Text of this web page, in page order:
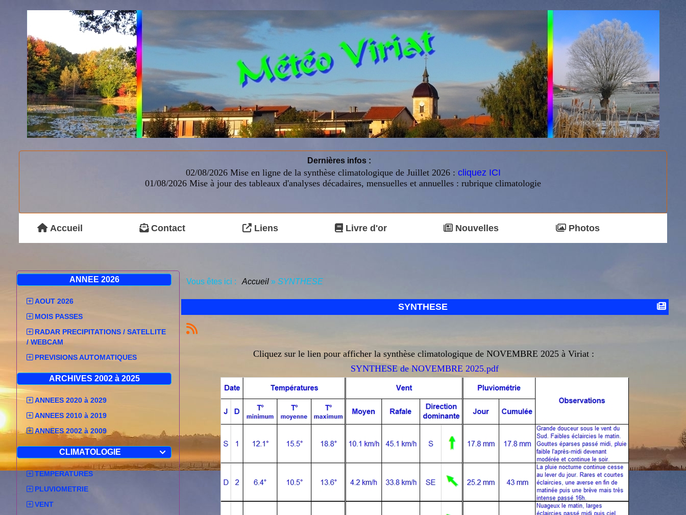
Dernières infos :
02/08/2026 Mise en ligne de la synthèse climatologique de Juillet 2026 : cliquez ICI
01/08/2026 Mise à jour des tableaux d'analyses décadaires, mensuelles et annuelles : rubrique climatologie
Accueil Contact Liens Livre d'or Nouvelles Photos
ANNEE 2026
AOUT 2026
MOIS PASSES
RADAR PRECIPITATIONS / SATELLITE
/ WEBCAM
PREVISIONS AUTOMATIQUES
ARCHIVES 2002 à 2025
ANNEES 2020 à 2029
ANNEES 2010 à 2019
ANNEES 2002 à 2009

CLIMATOLOGIE
TEMPERATURES
PLUVIOMETRIE
VENT
Vous êtes ici : Accueil » SYNTHESE
SYNTHESE
Cliquez sur le lien pour afficher la synthèse climatologique de NOVEMBRE 2025 à Viriat :
SYNTHESE de NOVEMBRE 2025.pdf